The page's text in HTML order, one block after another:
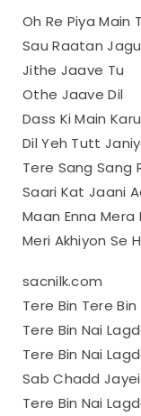
Oh Re Piya Main
Sau Raatan
Jithe Jaave Tu
Othe Jaave Dil
Dass Ki Main
Dil Yeh Tutt
Tere Sang Sang
Saari Kat Jaani
Maan Enna Mera
Meri Akhiyon Se
sacnilk.com
Tere Bin Tere Bin
Tere Bin Nai
Tere Bin Nai
Sab Chadd
Tere Bin Nai